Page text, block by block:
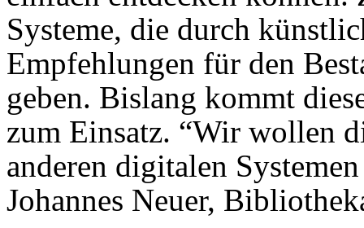
Systeme, die durch
Empfehlungen für den
geben. Bislang kommt
zum Einsatz. “Wir wollen
anderen digitalen
Johannes Neuer,